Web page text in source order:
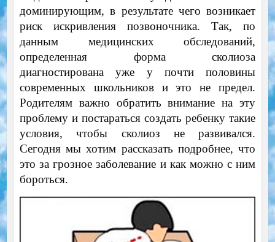
доминирующим, в результате чего возникает
риск искривления позвоночника. Так, по
данным медицинских обследований,
определенная форма сколиоза
диагностирована уже у почти половины
современных школьников и это не предел.
Родителям важно обратить внимание на эту
проблему и постараться создать ребенку такие
условия, чтобы сколиоз не развивался.
Сегодня мы хотим рассказать подробнее, что
это за грозное заболевание и как можно с ним
бороться.